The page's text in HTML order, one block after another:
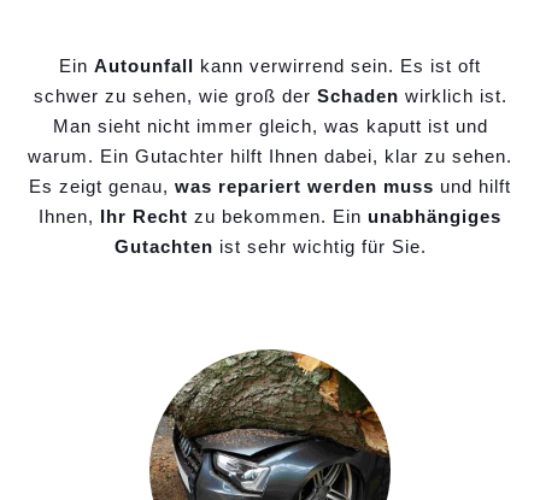
Ein Autounfall kann verwirrend sein. Es ist oft
schwer zu sehen, wie groß der Schaden wirklich ist.
Man sieht nicht immer gleich, was kaputt ist und
warum. Ein Gutachter hilft Ihnen dabei, klar zu sehen.
Es zeigt genau, was repariert werden muss und hilft
Ihnen, Ihr Recht zu bekommen. Ein unabhängiges
Gutachten ist sehr wichtig für Sie.